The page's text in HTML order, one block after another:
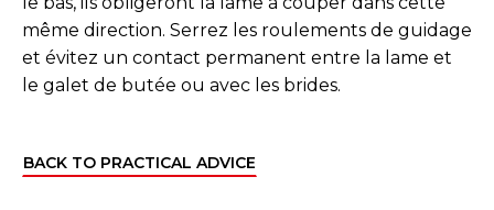
même direction. Serrez les roulements de guidage
et évitez un contact permanent entre la lame et
le galet de butée ou avec les brides.
BACK TO PRACTICAL ADVICE